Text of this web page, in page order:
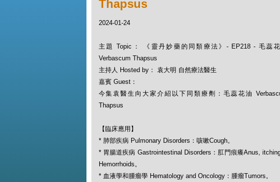
Thapsus
2024-01-24
主題 Topic： 《靈丹妙藥的同類療法》- EP218 - 毛蕊
Verbascum Thapsus
主持人 Hosted by： 袁大明 自然療法醫生
嘉賓 Guest：
今集袁醫生向大家介紹以下同類療劑：毛蕊花油
Thapsus
【臨床應用】
* 肺部疾病 Pulmonary Disorders：咳嗽Cough。
* 胃腸道疾病 Gastrointestinal Disorders：肛門痕癢Anus,
Hemorrhoids。
* 血液學和腫瘤學 Hematology and Oncology：腫瘤Tumors。